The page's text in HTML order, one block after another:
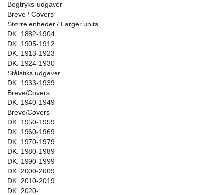
Bogtryks-udgaver
Breve / Covers
Større enheder / Larger units
DK. 1882-1904
DK. 1905-1912
DK. 1913-1923
DK. 1924-1930
Stålstiks udgaver
DK. 1933-1939
Breve/Covers
DK. 1940-1949
Breve/Covers
DK. 1950-1959
DK. 1960-1969
DK. 1970-1979
DK. 1980-1989
DK. 1990-1999
DK. 2000-2009
DK. 2010-2019
DK. 2020-